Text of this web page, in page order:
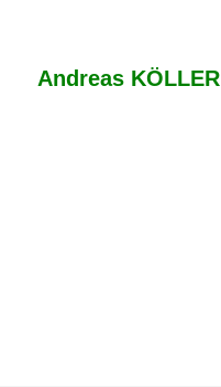
Andreas KÖLLER